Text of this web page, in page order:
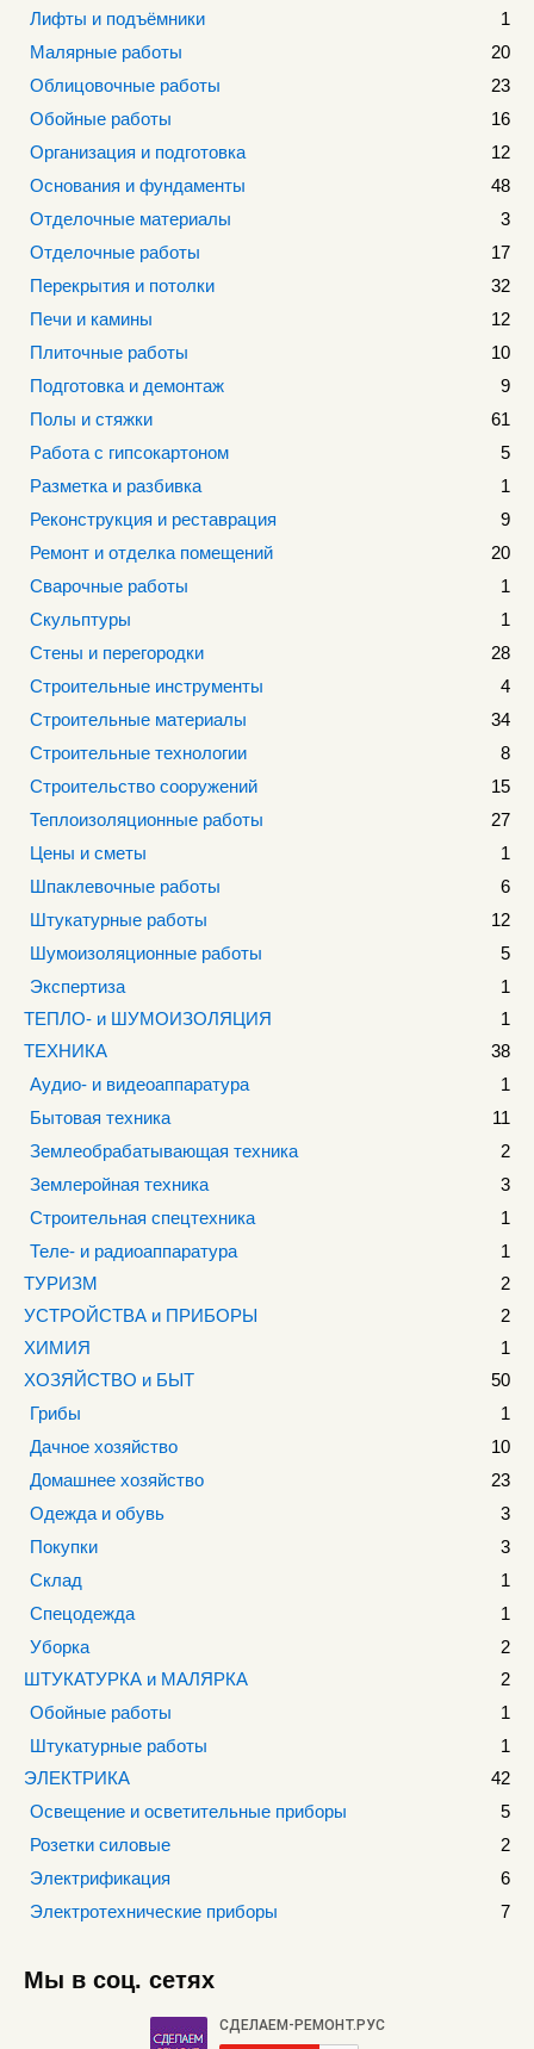
Лифты и подъёмники
1
Малярные работы
20
Облицовочные работы
23
Обойные работы
16
Организация и подготовка
12
Основания и фундаменты
48
Отделочные материалы
3
Отделочные работы
17
Перекрытия и потолки
32
Печи и камины
12
Плиточные работы
10
Подготовка и демонтаж
9
Полы и стяжки
61
Работа с гипсокартоном
5
Разметка и разбивка
1
Реконструкция и реставрация
9
Ремонт и отделка помещений
20
Сварочные работы
1
Скульптуры
1
Стены и перегородки
28
Строительные инструменты
4
Строительные материалы
34
Строительные технологии
8
Строительство сооружений
15
Теплоизоляционные работы
27
Цены и сметы
1
Шпаклевочные работы
6
Штукатурные работы
12
Шумоизоляционные работы
5
Экспертиза
1
ТЕПЛО- и ШУМОИЗОЛЯЦИЯ
1
ТЕХНИКА
38
Аудио- и видеоаппаратура
1
Бытовая техника
11
Землеобрабатывающая техника
2
Землеройная техника
3
Строительная спецтехника
1
Теле- и радиоаппаратура
1
ТУРИЗМ
2
УСТРОЙСТВА и ПРИБОРЫ
2
ХИМИЯ
1
ХОЗЯЙСТВО и БЫТ
50
Грибы
1
Дачное хозяйство
10
Домашнее хозяйство
23
Одежда и обувь
3
Покупки
3
Склад
1
Спецодежда
1
Уборка
2
ШТУКАТУРКА и МАЛЯРКА
2
Обойные работы
1
Штукатурные работы
1
ЭЛЕКТРИКА
42
Освещение и осветительные приборы
5
Розетки силовые
2
Электрификация
6
Электротехнические приборы
7
Мы в соц. сетях